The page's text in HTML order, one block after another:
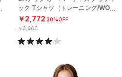
ック Tシャツ（トレーニング/WOM
EN）
￥2,772 30%OFF
￥3,960